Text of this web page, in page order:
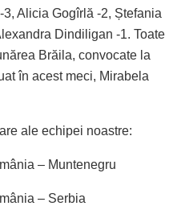
Alicia Gogîrlă -2, Ștefania
Dindiligan -1. Toate
Brăila, convocate la
în acest meci, Mirabela
ale echipei noastre:
– Muntenegru
– Serbia